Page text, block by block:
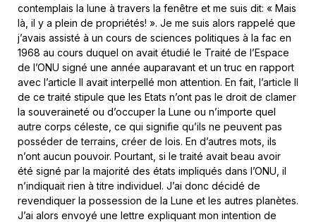
contemplais la lune à travers la fenêtre et me suis dit: « Mais
là, il y a plein de propriétés! ». Je me suis alors rappelé que
j’avais assisté à un cours de sciences politiques à la fac en
1968 au cours duquel on avait étudié le Traité de l’Espace
de l’ONU signé une année auparavant et un truc en rapport
avec l’article II avait interpellé mon attention. En fait, l’article II
de ce traité stipule que les Etats n’ont pas le droit de clamer
la souveraineté ou d’occuper la Lune ou n’importe quel
autre corps céleste, ce qui signifie qu’ils ne peuvent pas
posséder de terrains, créer de lois. En d’autres mots, ils
n’ont aucun pouvoir. Pourtant, si le traité avait beau avoir
été signé par la majorité des états impliqués dans l’ONU, il
n’indiquait rien à titre individuel. J’ai donc décidé de
revendiquer la possession de la Lune et les autres planètes.
J’ai alors envoyé une lettre expliquant mon intention de